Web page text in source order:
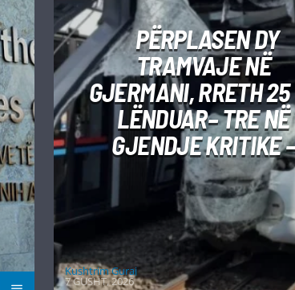
PËRPLASEN DY
TRAMVAJE NË
GJERMANI, RRETH 25
LËNDUAR– TRE NË
GJENDJE KRITIKE –
Kushtrim Guraj
7 GUSHT, 2026